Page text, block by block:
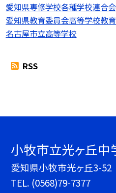
愛知県専修学校各種学校連合会
愛知県教育委員会高等学校教
名古屋市立高等学校
RSS
小牧市立光ヶ丘中
愛知県小牧市光ヶ丘3-52
TEL. (0568)79-7377